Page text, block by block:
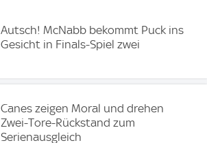
Autsch! McNabb bekommt Puck ins
Gesicht in Finals-Spiel zwei
Canes zeigen Moral und drehen
Zwei-Tore-Rückstand zum
Serienausgleich